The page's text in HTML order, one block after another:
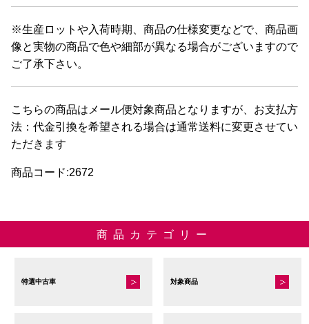
ま
す
※生産ロットや入荷時期、商品の仕様変更などで、商品画
像と実物の商品で色や細部が異なる場合がございますので
ご了承下さい。
こちらの商品はメール便対象商品となりますが、お支払方
法：代金引換を希望される場合は通常送料に変更させてい
ただきます
商品コード:2672
商品カテゴリー
特選中古車 対象商品